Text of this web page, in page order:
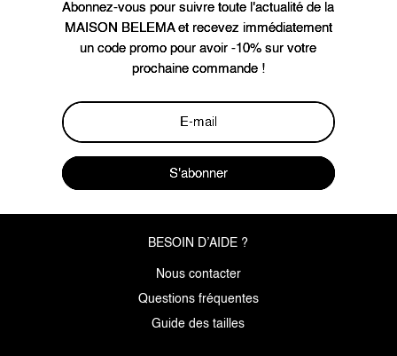
Abonnez-vous pour suivre toute l'actualité de la
MAISON BELEMA et recevez immédiatement
un code promo pour avoir -10% sur votre
prochaine commande !
S'abonner
BESOIN D’AIDE ?
Nous contacter
Questions fréquentes
Guide des tailles